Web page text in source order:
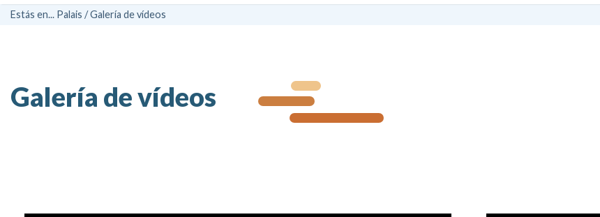
Estás en... Palais /Galería de vídeos
Galería de vídeos